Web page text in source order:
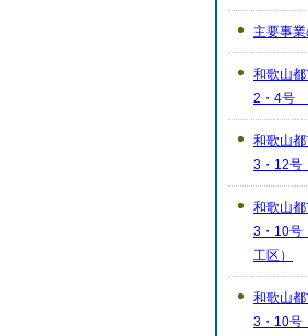
主要事
和歌山都
2・4号
和歌山都
3・12
和歌山都
3・10号
工区）
和歌山都
3・10号